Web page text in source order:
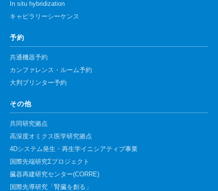
In situ hybridization
キャピラリーシーケンス
予約
共通機器予約
カンファレンス・ルーム予約
大判プリンター予約
その他
共同研究拠点
高深度オミクス医学研究拠点
4Dシステム発生・再生学イニシアティブ事業
国際先端研究Σプロジェクト
臓器再建研究センター(CORRE)
国際先導研究「腎臓を創る」